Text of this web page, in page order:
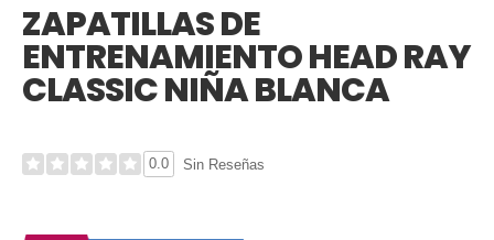
ZAPATILLAS DE
ENTRENAMIENTO HEAD RAY
CLASSIC NIÑA BLANCA
0.0 Sin Reseñas